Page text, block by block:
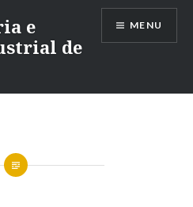
e
de
MENU